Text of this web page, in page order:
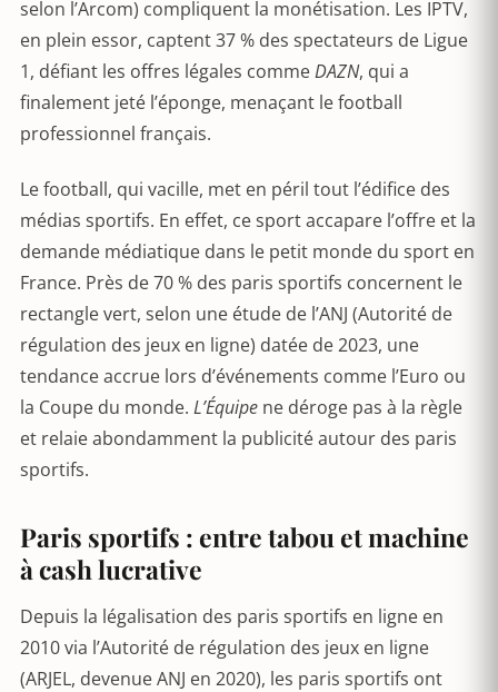
selon l’Arcom) compliquent la monétisation. Les IPTV,
en plein essor, captent 37 % des spectateurs de Ligue
1, défiant les offres légales commeDAZN, qui a
finalement jeté l’éponge, menaçant le football
professionnel français.
Le football, qui vacille, met en péril tout l’édifice des
médias sportifs. En effet, ce sport accapare l’offre et la
demande médiatique dans le petit monde du sport en
France. Près de 70 % des paris sportifs concernent le
rectangle vert, selon une étude de l’ANJ (Autorité de
régulation des jeux en ligne) datée de 2023, une
tendance accrue lors d’événements comme l’Euro ou
la Coupe du monde. L’Équipe ne déroge pas à la règle
et relaie abondamment la publicité autour des paris
sportifs.
Paris sportifs : entre tabou et machine
à cash lucrative
Depuis la légalisation des paris sportifs en ligne en
2010 via l’Autorité de régulation des jeux en ligne
(ARJEL, devenue ANJ en 2020), les paris sportifs ont